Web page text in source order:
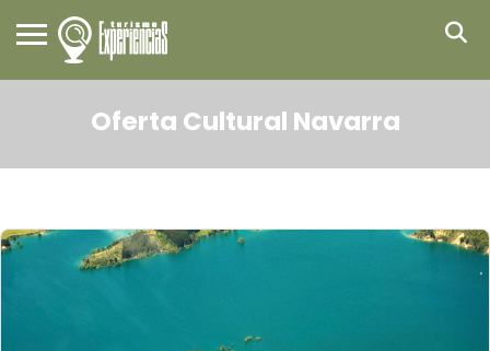
Oferta Cultural Navarra